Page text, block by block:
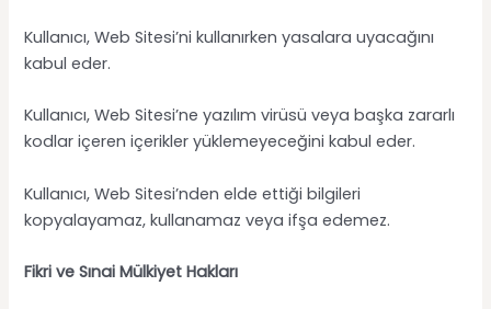
Kullanıcı, Web Sitesi’ni kullanırken yasalara uyacağını
kabul eder.
Kullanıcı, Web Sitesi’ne yazılım virüsü veya başka zararlı
kodlar içeren içerikler yüklemeyeceğini kabul eder.
Kullanıcı, Web Sitesi’nden elde ettiği bilgileri
kopyalayamaz, kullanamaz veya ifşa edemez.
Fikri ve Sınai Mülkiyet Hakları